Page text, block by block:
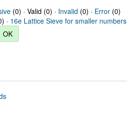
(0) · Valid (0) · Invalid (0) · Error(0)
· 16e Lattice Sieve for smaller numbers